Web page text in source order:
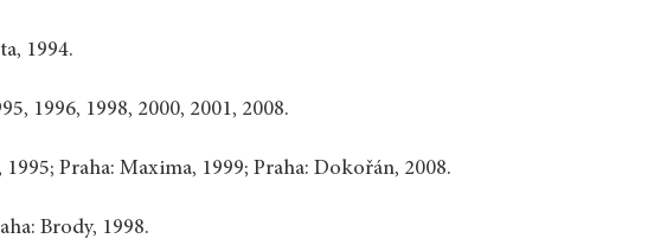
1994.
1996, 1998, 2000, 2001, 2008.
Praha: Maxima, 1999; Praha: Dokořán, 2008.
Brody, 1998.